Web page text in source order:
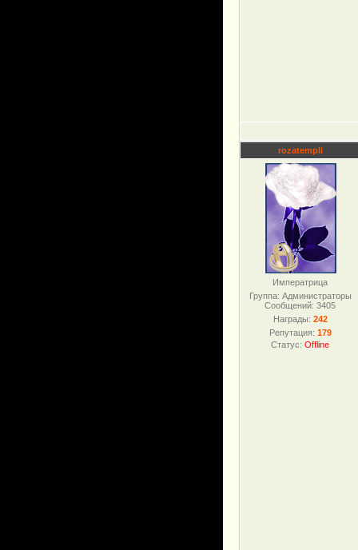
rozatempli
Императрица
Группа: Администраторы
Сообщений:3405
Награды: 242
Репутация: 179
Статус:Offline